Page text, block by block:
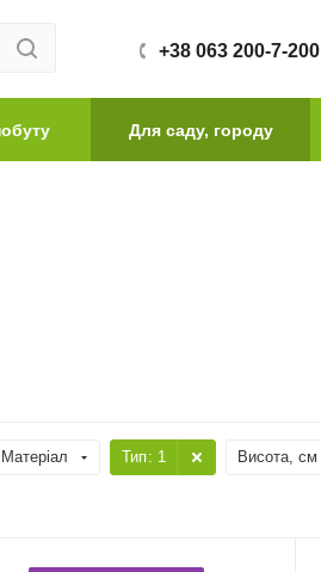
+38 063 200-7-200
Для саду, городу
Матеріал Тип: 1 Висота, см